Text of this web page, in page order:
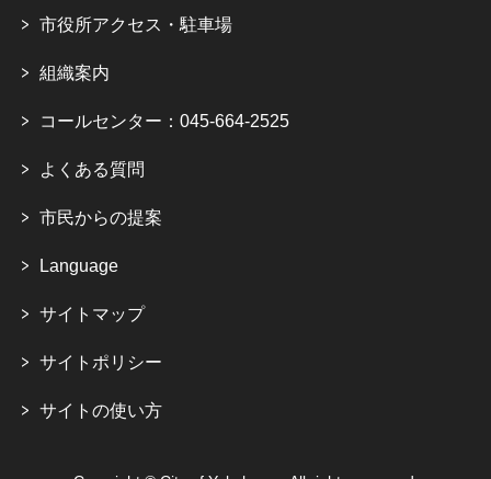
市役所アクセス・駐車場
組織案内
コールセンター：045-664-2525
よくある質問
市民からの提案
Language
サイトマップ
サイトポリシー
サイトの使い方